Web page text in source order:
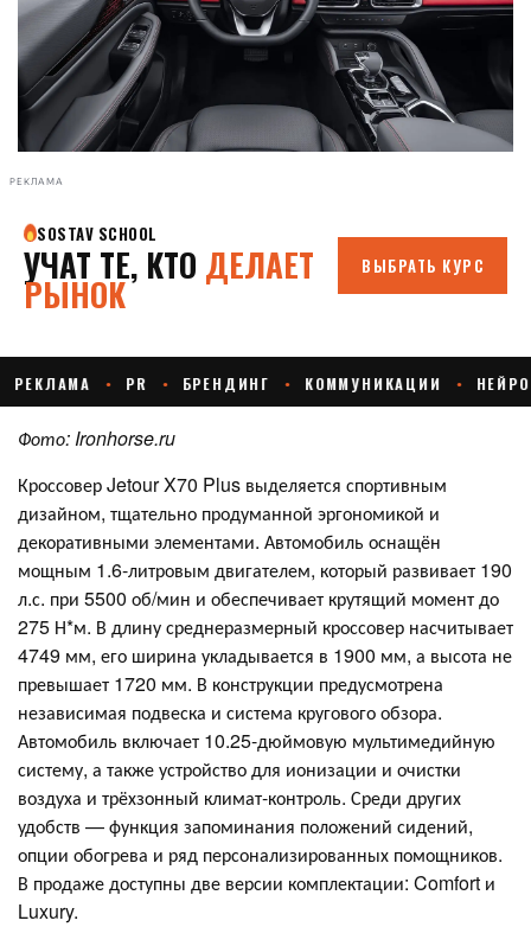
РЕКЛАМА
Фото:Ironhorse.ru
Кроссовер Jetour X70 Plus выделяется спортивным
дизайном, тщательно продуманной эргономикой и
декоративными элементами. Автомобиль оснащён
мощным 1.6-литровым двигателем, который развивает 190
л.с. при 5500 об/мин и обеспечивает крутящий момент до
275 Н*м. В длину среднеразмерный кроссовер насчитывает
4749 мм, его ширина укладывается в 1900 мм, а высота не
превышает 1720 мм. В конструкции предусмотрена
независимая подвеска и система кругового обзора.
Автомобиль включает 10.25-дюймовую мультимедийную
систему, а также устройство для ионизации и очистки
воздуха и трёхзонный климат-контроль. Среди других
удобств — функция запоминания положений сидений,
опции обогрева и ряд персонализированных помощников.
В продаже доступны две версии комплектации: Comfort и
Luxury.